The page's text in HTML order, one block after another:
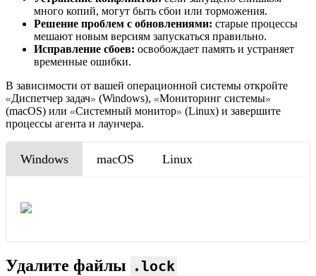
много копий, могут быть сбои или торможения.
Решение проблем с обновлениями: старые процессы
мешают новым версиям запускаться правильно.
Исправление сбоев: освобождает память и устраняет
временные ошибки.
В зависимости от вашей операционной системы откройте
«Диспетчер задач» (Windows), «Мониторинг системы»
(macOS) или «Системный монитор» (Linux) и завершите
процессы агента и лаунчера.
Windows macOS Linux
Удалите файлы .lock